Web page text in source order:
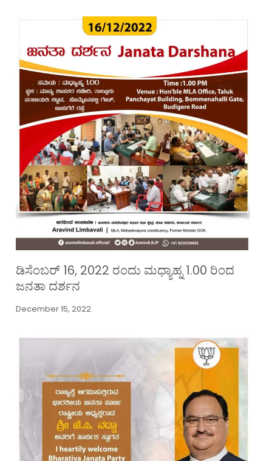
ಡಿಸೆಂಬರ್ 16, 2022 ರಂದು ಮಧ್ಯಾಹ್ನ 1.00 ರಿಂದ
ಜನತಾ ದರ್ಶನ
December 15, 2022